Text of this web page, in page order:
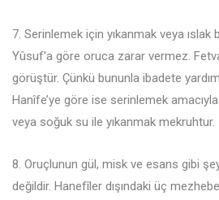
7. Serinlemek için yıkanmak veya ıslak
Yûsuf’a göre oruca zarar vermez.
görüştür. Çünkü bununla ibadete
Hanîfe’ye göre ise serinlemek
veya soğuk su ile yıkanmak mekruhtur.
8. Oruçlunun gül, misk ve esans gibi
değildir. Hanefîler dışındaki üç